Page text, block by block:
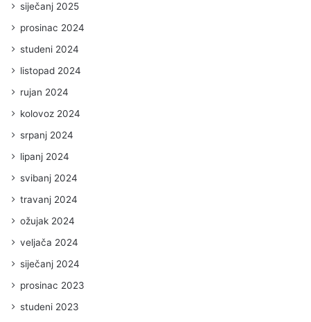
siječanj 2025
prosinac 2024
studeni 2024
listopad 2024
rujan 2024
kolovoz 2024
srpanj 2024
lipanj 2024
svibanj 2024
travanj 2024
ožujak 2024
veljača 2024
siječanj 2024
prosinac 2023
studeni 2023